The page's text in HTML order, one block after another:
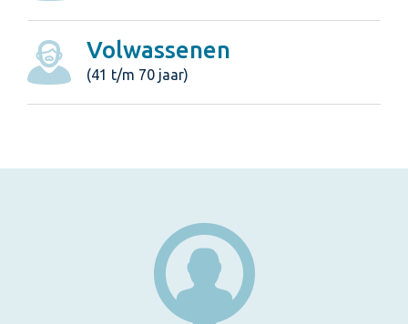
Volwassenen
(41 t/m 70 jaar)